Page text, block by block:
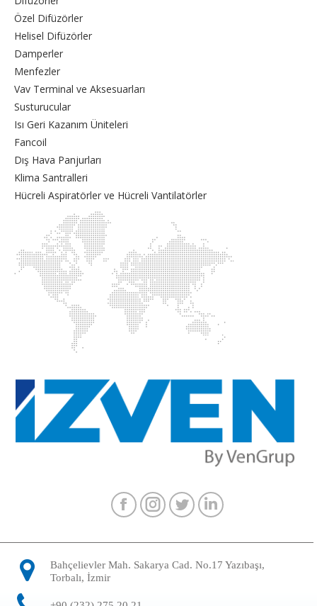
Özel Difüzörler
Helisel Difüzörler
Damperler
Menfezler
Vav Terminal ve Aksesuarları
Susturucular
Isı Geri Kazanım Üniteleri
Fancoil
Dış Hava Panjurları
Klima Santralleri
Hücreli Aspiratörler ve Hücreli Vantilatörler
Facebook
Instagram
TwitterLinkedin
Bahçelievler Mah. Sakarya Cad. No.17 Yazıbaşı,
Torbalı, İzmir